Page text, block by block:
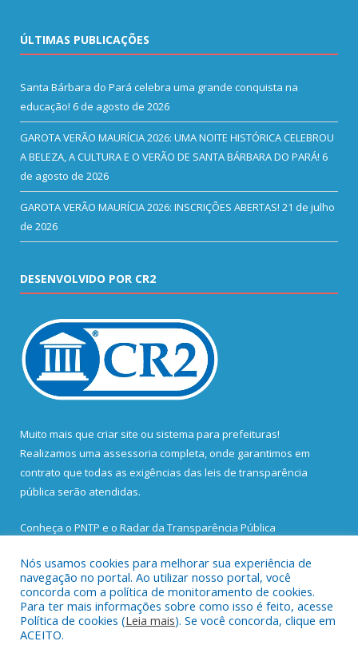
ÚLTIMAS PUBLICAÇÕES
Santa Bárbara do Pará celebra uma grande conquista na
educação! 6 de agosto de 2026
GAROTA VERÃO MAURÍCIA 2026: UMA NOITE HISTÓRICA CELEBROU
A BELEZA, A CULTURA E O VERÃO DE SANTA BÁRBARA DO PARÁ! 6
de agosto de 2026
GAROTA VERÃO MAURÍCIA 2026: INSCRIÇÕES ABERTAS! 21 de julho
de 2026
DESENVOLVIDO POR CR2
Muito mais que criar site ou sistema para prefeituras!
Realizamos uma assessoria completa, onde garantimos em
contrato que todas as exigências das leis de transparência
pública serão atendidas.
Conheça o PNTP e o Radar da Transparência Pública
Todos os direitos reservados a Prefeitura Municipal de Santa
Bárbara do Pará.
Nós usamos cookies para melhorar sua experiência de
navegação no portal. Ao utilizar nosso portal, você
concorda com a política de monitoramento de cookies.
Para ter mais informações sobre como isso é feito, acesse
Política de cookies (Leia mais). Se você concorda, clique em
ACEITO.